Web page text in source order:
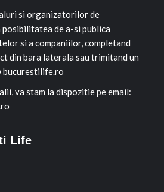
si organizatorilor de
de a-si publica
si a companiilor, completand
din bara laterala sau trimitand un
bucurestilife.ro
va stam la dispozitie pe email:
Life